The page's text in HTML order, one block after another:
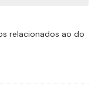
relacionados ao do